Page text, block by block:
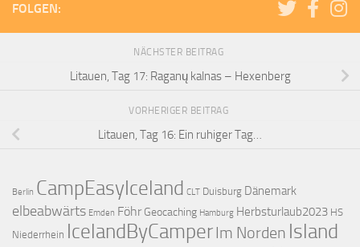
FOLGEN:
NÄCHSTER BEITRAG
Litauen, Tag 17: Raganų kalnas – Hexenberg
VORHERIGER BEITRAG
Litauen, Tag 16: Ein ruhiger Tag…
Berlin CampEasyIceland CLT Duisburg Dänemark
elbeabwärts Emden Föhr Geocaching Hamburg Herbsturlaub2023 HS
Niederrhein IcelandByCamperIm Norden Island